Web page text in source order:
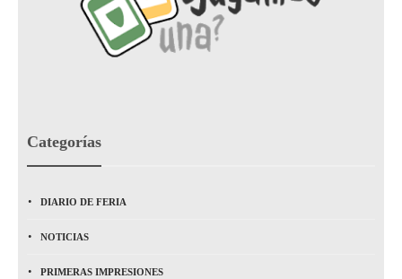
Categorías
DIARIO DE FERIA
NOTICIAS
PRIMERAS IMPRESIONES